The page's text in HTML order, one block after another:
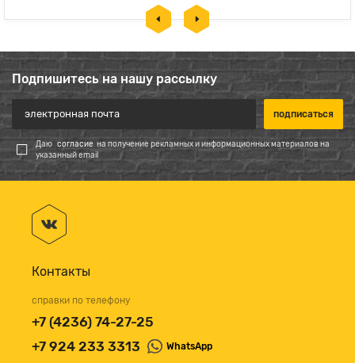
Подпишитесь на нашу рассылку
Даю согласие на получение рекламных и информационных материалов на
указанный email
Контакты
справки по телефону
+7 (4236) 74-27-25
+7 924 233 3313
WhatsApp